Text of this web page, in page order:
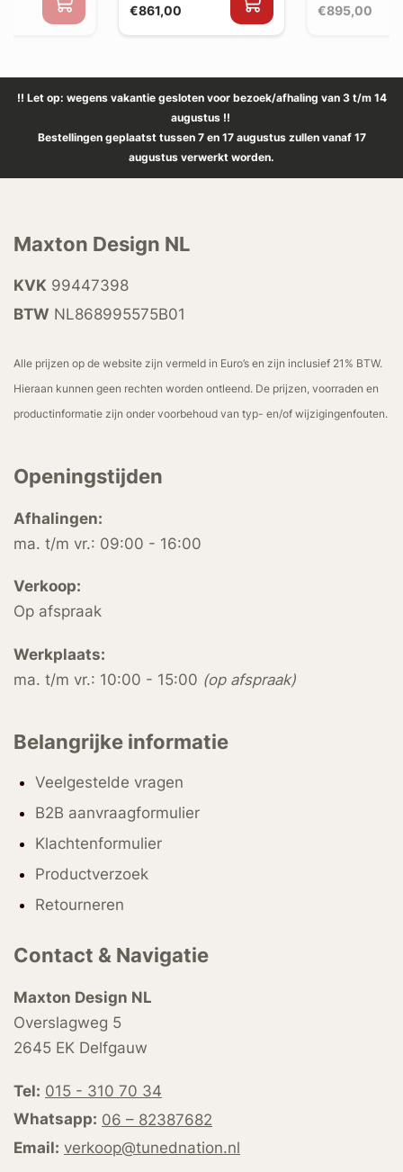
€861,00 €895,00
!! Let op: wegens vakantie gesloten voor bezoek/afhaling van 3 t/m 14
augustus !!
Bestellingen geplaatst tussen 7 en 17 augustus zullen vanaf 17
augustus verwerkt worden.
Maxton Design NL
KVK 99447398
BTW NL868995575B01
Alle prijzen op de website zijn vermeld in Euro’s en zijn inclusief 21% BTW.
Hieraan kunnen geen rechten worden ontleend. De prijzen, voorraden en
productinformatie zijn onder voorbehoud van typ- en/of wijzigingenfouten.
Openingstijden
Afhalingen:
ma. t/m vr.: 09:00 - 16:00
Verkoop:
Op afspraak
Werkplaats:
ma. t/m vr.: 10:00 - 15:00 (op afspraak)
Belangrijke informatie
Veelgestelde vragen
B2B aanvraagformulier
Klachtenformulier
Productverzoek
Retourneren
Contact & Navigatie
Maxton Design NL
Overslagweg 5
2645 EK Delfgauw
Tel: 015 - 310 70 34
Whatsapp: 06 – 82387682
Email: verkoop@tunednation.nl